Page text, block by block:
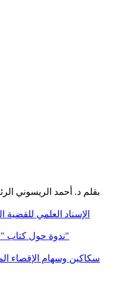
الإسناد العلمي
ندوة حول كتاب "العدالة الاجتماعية في الإسلام"
سكاكين وسهام الإقصاء